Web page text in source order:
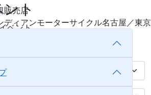
販売店
ディアンモーターサイクル名古屋／東京
ト
ベント